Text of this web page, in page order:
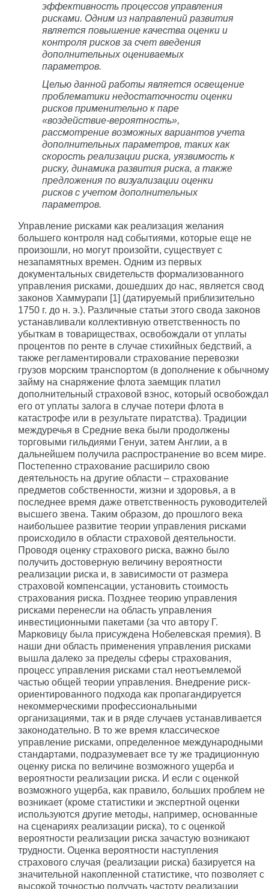
эффективность процессов управления
рисками. Одним из направлений развития
является повышение качества оценки и
контроля рисков за счет введения
дополнительных оцениваемых
параметров.
Целью данной работы является освещение
проблематики недостаточности оценки
рисков применительно к паре
«воздействие-вероятность»,
рассмотрение возможных вариантов учета
дополнительных параметров, таких как
скорость реализации риска, уязвимость к
риску, динамика развития риска, а также
предложения по визуализации оценки
рисков с учетом дополнительных
параметров.
Управление рисками как реализация желания
большего контроля над событиями, которые еще не
произошли, но могут произойти, существует с
незапамятных времен. Одним из первых
документальных свидетельств формализованного
управления рисками, дошедших до нас, является свод
законов Хаммурапи [1] (датируемый приблизительно
1750 г. до н. э.). Различные статьи этого свода законов
устанавливали коллективную ответственность по
убыткам в товариществах, освобождали от уплаты
процентов по ренте в случае стихийных бедствий, а
также регламентировали страхование перевозки
грузов морским транспортом (в дополнение к обычному
займу на снаряжение флота заемщик платил
дополнительный страховой взнос, который освобождал
его от уплаты залога в случае потери флота в
катастрофе или в результате пиратства). Традиции
междуречья в Средние века были продолжены
торговыми гильдиями Генуи, затем Англии, а в
дальнейшем получила распространение во всем мире.
Постепенно страхование расширило свою
деятельность на другие области – страхование
предметов собственности, жизни и здоровья, а в
последнее время даже ответственность руководителей
высшего звена. Таким образом, до прошлого века
наибольшее развитие теории управления рисками
происходило в области страховой деятельности.
Проводя оценку страхового риска, важно было
получить достоверную величину вероятности
реализации риска и, в зависимости от размера
страховой компенсации, установить стоимость
страхования риска. Позднее теорию управления
рисками перенесли на область управления
инвестиционными пакетами (за что автору Г.
Марковицу была присуждена Нобелевская премия). В
наши дни область применения управления рисками
вышла далеко за пределы сферы страхования,
процесс управления рисками стал неотъемлемой
частью общей теории управления. Внедрение риск-
ориентированного подхода как пропагандируется
некоммерческими профессиональными
организациями, так и в ряде случаев устанавливается
законодательно. В то же время классическое
управление рисками, определенное международными
стандартами, подразумевает все ту же традиционную
оценку риска по величине возможного ущерба и
вероятности реализации риска. И если с оценкой
возможного ущерба, как правило, больших проблем не
возникает (кроме статистики и экспертной оценки
используются другие методы, например, основанные
на сценариях реализации риска), то с оценкой
вероятности реализации риска зачастую возникают
трудности. Оценка вероятности наступления
страхового случая (реализации риска) базируется на
значительной накопленной статистике, что позволяет с
высокой точностью получать частоту реализации